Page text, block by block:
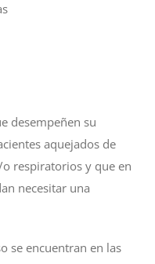
desempeñen su
aquejados de
respiratorios y que en
necesitar una
se encuentran en las